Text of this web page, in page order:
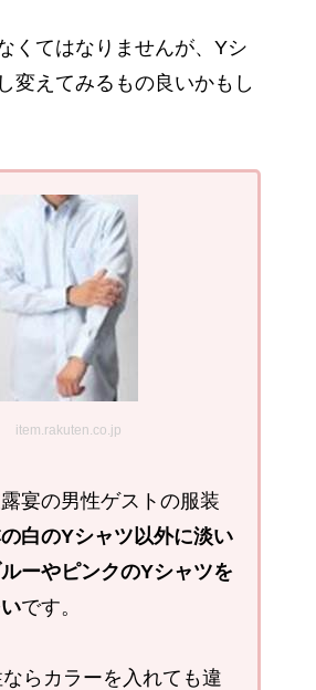
くてはなりませんが、Yシ
変えてみるもの良いかもし
item.rakuten.co.jp
宴の男性ゲストの服装
白のYシャツ以外に淡い
ーやピンクのYシャツを
です。
らカラーを入れても違